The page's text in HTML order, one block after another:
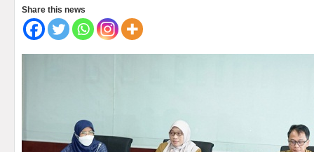
Share this news